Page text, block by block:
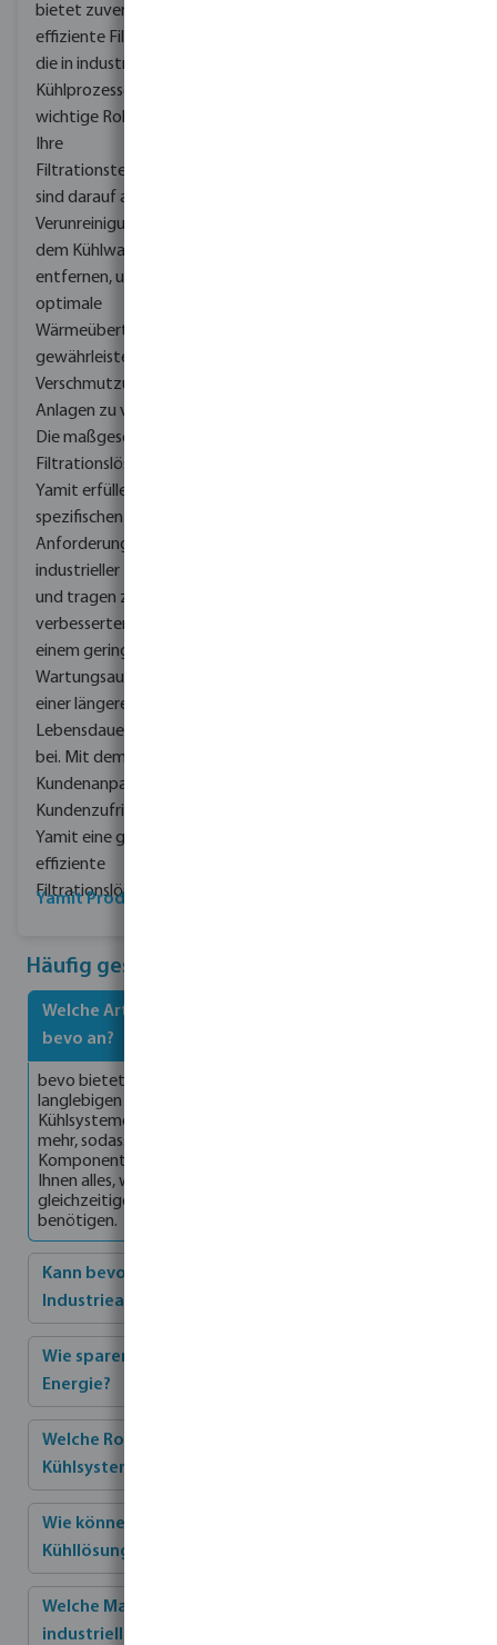
bietet zuverlässige und
effiziente Filtersysteme,
die in industriellen
Kühlprozessen eine
wichtige Rolle spielen.
Ihre
Filtrationstechnologien
sind darauf ausgelegt,
Verunreinigungen aus
dem Kühlwasser zu
entfernen, um eine
optimale
Wärmeübertragung zu
gewährleisten und eine
Verschmutzung der
Anlagen zu verhindern.
Die maßgeschneiderten
Filtrationslösungen von
Yamit erfüllen die
spezifischen
Anforderungen
industrieller Kühlsysteme
und tragen zu einer
verbesserten Effizienz,
einem geringeren
Wartungsaufwand und
einer längeren
Lebensdauer der Anlagen
bei. Mit dem Fokus auf
Kundenanpassung und
Kundenzufriedenheit ist
Yamit eine gute Wahl für
effiziente
Filtrationslösungen.
Yamit Produkte ansehen
Häufig gestellte Fragen
Welche Arten von industriellen Kühlanlagen bietet
bevo an?
bevo bietet in seinem Webshop eine große Auswahl an
langlebigen und zuverlässigen Produkten für industrielle
Kühlsysteme. Dazu gehören Pumpen, Filter, Rohre und vieles
mehr, sodass Sie die für Ihr Kühlsystem erforderlichen
Komponenten leicht finden und kaufen können. Wir bieten
Ihnen alles, was Sie für eine optimale Kühlleistung bei
gleichzeitiger Energieeffizienz und Zuverlässigkeit
benötigen.
Kann bevo maßgeschneiderte Kühllösungen für
Industrieanlagen entwickeln?
Wie sparen hochwertige industrielle Kühlsysteme
Energie?
Welche Rolle spielt die Filtration in industriellen
Kühlsystemen?
Wie können nachhaltige Verfahren in industrielle
Kühllösungen integriert werden?
Welche Marken sind auf die Wasserfiltration für
industrielle Kühlanwendungen spezialisiert?